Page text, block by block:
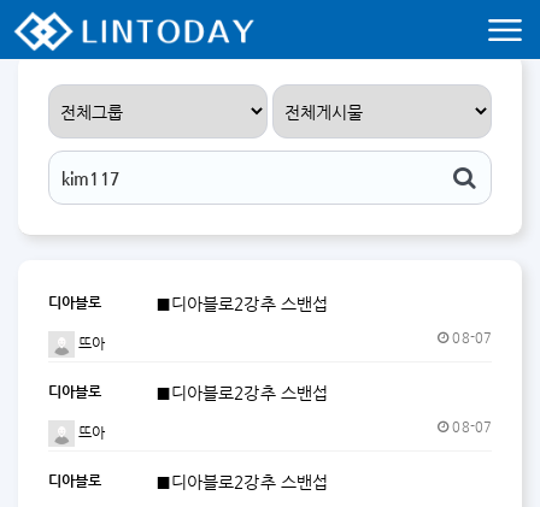
리니지 프리서버 홍보 및 프리서버 홍보 커뮤니티 사이트 린투데이 입니다.
디아블로 ■디아블로2강추 스밴섭
뜨아 08-07
디아블로 ■디아블로2강추 스밴섭
뜨아 08-07
디아블로 ■디아블로2강추 스밴섭